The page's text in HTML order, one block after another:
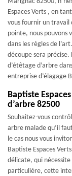
Espaces Verts , en
vous fournir un travail
pointe, nous pouvons
dans les règles de
découpe sera
d’étêtage d’arbre
entreprise d’élagage
Baptiste
d’arbre 82500
Souhaitez-vous
arbre malade qu’il
le cas nous vous
Baptiste Espaces
délicate, qui
particulière, cette